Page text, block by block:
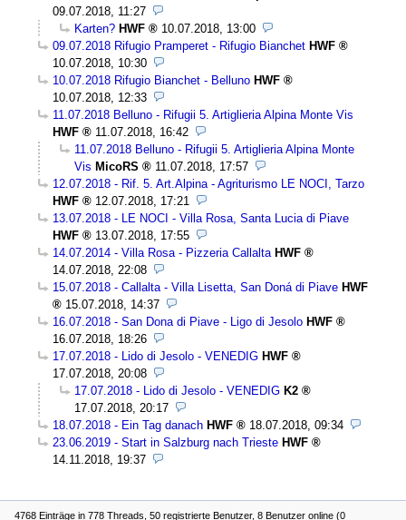
09.07.2018, 11:27
Karten? HWF
10.07.2018, 13:00
09.07.2018 Rifugio Pramperet - Rifugio Bianchet HWF
10.07.2018, 10:30
10.07.2018 Rifugio Bianchet - Belluno HWF
10.07.2018, 12:33
11.07.2018 Belluno - Rifugii 5. Artiglieria Alpina Monte Vis
HWF
11.07.2018, 16:42
11.07.2018 Belluno - Rifugii 5. Artiglieria Alpina Monte
Vis MicoRS
11.07.2018, 17:57
12.07.2018 - Rif. 5. Art.Alpina - Agriturismo LE NOCI, Tarzo
HWF
12.07.2018, 17:21
13.07.2018 - LE NOCI - Villa Rosa, Santa Lucia di Piave
HWF
13.07.2018, 17:55
14.07.2014 - Villa Rosa - Pizzeria Callalta HWF
14.07.2018, 22:08
15.07.2018 - Callalta - Villa Lisetta, San Doná di Piave HWF
15.07.2018, 14:37
16.07.2018 - San Dona di Piave - Ligo di Jesolo HWF
16.07.2018, 18:26
17.07.2018 - Lido di Jesolo - VENEDIG HWF
17.07.2018, 20:08
17.07.2018 - Lido di Jesolo - VENEDIG K2
17.07.2018, 20:17
18.07.2018 - Ein Tag danach HWF
18.07.2018, 09:34
23.06.2019 - Start in Salzburg nach Trieste HWF
14.11.2018, 19:37
4768 Einträge in 778 Threads, 50 registrierte Benutzer, 8 Benutzer online (0